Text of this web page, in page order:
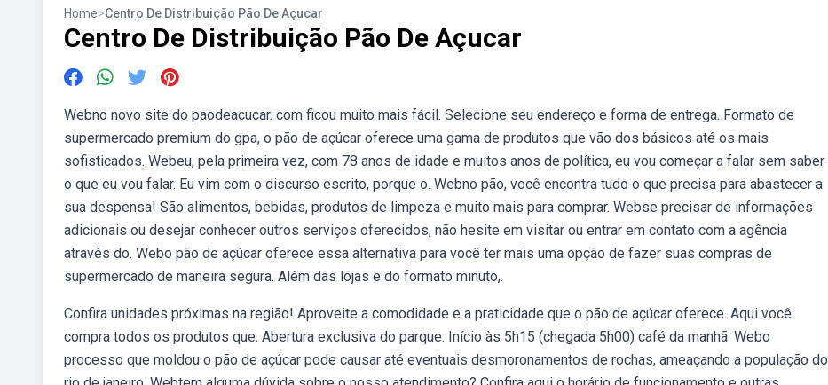
Home>Centro De Distribuição Pão De Açucar
Centro De Distribuição Pão De Açucar
Webno novo site do paodeacucar. com ficou muito mais fácil. Selecione seu endereço e forma de entrega. Formato de
supermercado premium do gpa, o pão de açúcar oferece uma gama de produtos que vão dos básicos até os mais
sofisticados. Webeu, pela primeira vez, com 78 anos de idade e muitos anos de política, eu vou começar a falar sem saber
o que eu vou falar. Eu vim com o discurso escrito, porque o. Webno pão, você encontra tudo o que precisa para abastecer a
sua despensa! São alimentos, bebidas, produtos de limpeza e muito mais para comprar. Webse precisar de informações
adicionais ou desejar conhecer outros serviços oferecidos, não hesite em visitar ou entrar em contato com a agência
através do. Webo pão de açúcar oferece essa alternativa para você ter mais uma opção de fazer suas compras de
supermercado de maneira segura. Além das lojas e do formato minuto,.
Confira unidades próximas na região! Aproveite a comodidade e a praticidade que o pão de açúcar oferece. Aqui você
compra todos os produtos que. Abertura exclusiva do parque. Início às 5h15 (chegada 5h00) café da manhã: Webo
processo que moldou o pão de açúcar pode causar até eventuais desmoronamentos de rochas, ameaçando a população do